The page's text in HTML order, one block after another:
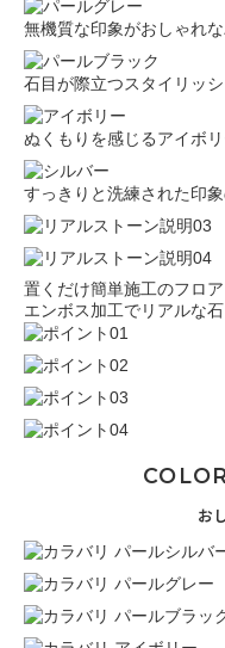
無機質な印象がおしゃれ
石目が際立つスタイリッ
ぬくもりを感じるアイボ
すっきりと洗練された印
置くだけ簡単施工のフロ
エンボス加工でリアルな
お